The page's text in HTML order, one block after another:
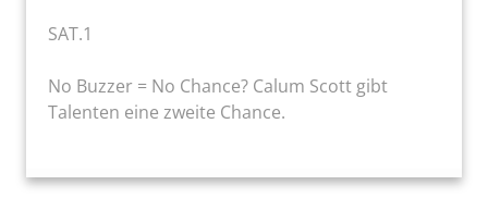
SAT.1
No Buzzer = No Chance? Calum Scott gibt
Talenten eine zweite Chance.